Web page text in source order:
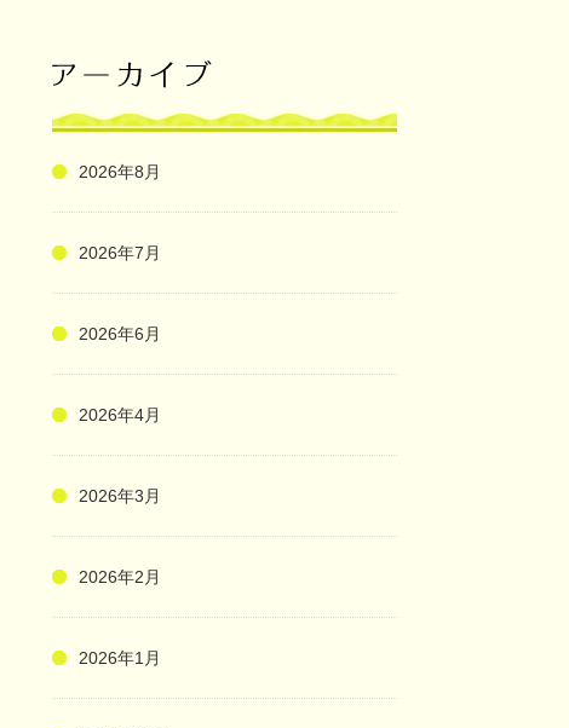
2026年8月
2026年7月
2026年6月
2026年4月
2026年3月
2026年2月
2026年1月